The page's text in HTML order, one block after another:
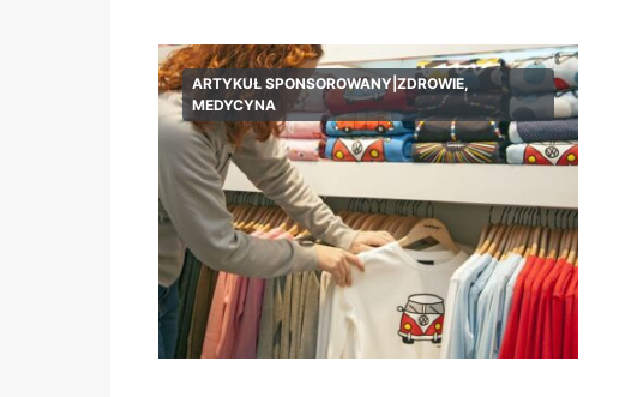
ARTYKUŁ SPONSOROWANY|ZDROWIE,
MEDYCYNA